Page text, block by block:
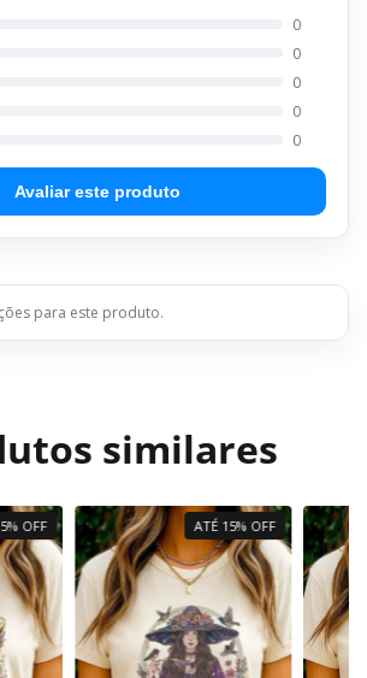
0
0
0
0
0
Avaliar este produto
para este produto.
similares
OFF ATÉ 15% OFF